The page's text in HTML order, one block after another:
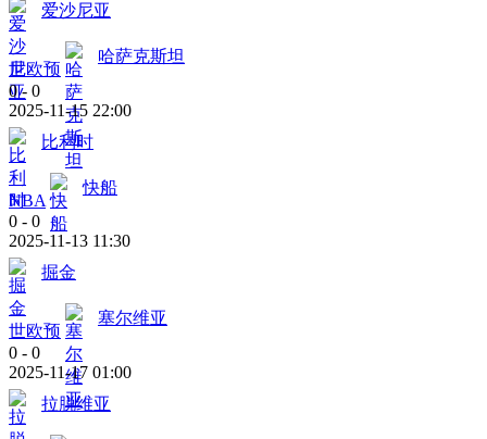
爱沙尼亚
世欧预
哈萨克斯坦
0 - 0
2025-11-15 22:00
比利时
NBA
快船
0 - 0
2025-11-13 11:30
掘金
世欧预
塞尔维亚
0 - 0
2025-11-17 01:00
拉脱维亚